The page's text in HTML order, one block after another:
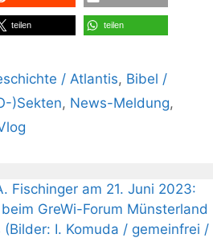
teilen teilen
/ Atlantis, Bibel /
)Sekten, News-Meldung,